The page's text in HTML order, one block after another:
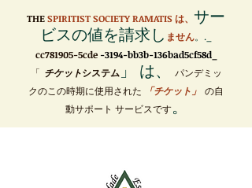
THESPIRITIST SOCIETY RAMATIS は、 サー
ビスの値を請求し ません。._
cc781905-5cde -3194-bb3b-136bad5cf58d_
「 チケットシステム」 は、
パンデミッ
クのこの時期に使用された 「チケット」
の自
動サポート サービスです。